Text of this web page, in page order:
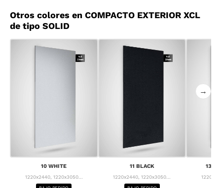
Otros colores en COMPACTO EXTERIOR XCL
de tipo SOLID
10 WHITE
1220x2440, 1220x3050...
11 BLACK
1220x2440, 1220x3050...
13
→